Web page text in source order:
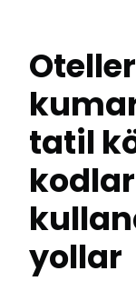
tatil
yollar